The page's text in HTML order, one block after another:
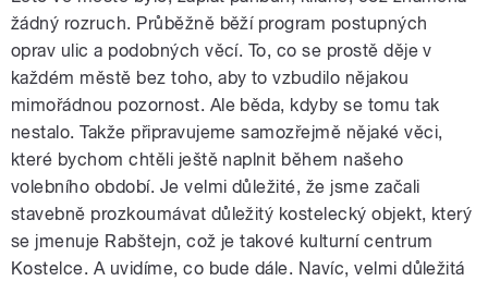
žádný rozruch. Průběžně běží program postupných
oprav ulic a podobných věcí. To, co se prostě děje v
každém městě bez toho, aby to vzbudilo nějakou
mimořádnou pozornost. Ale běda, kdyby se tomu tak
nestalo. Takže připravujeme samozřejmě nějaké věci,
které bychom chtěli ještě naplnit během našeho
volebního období. Je velmi důležité, že jsme začali
stavebně prozkoumávat důležitý kostelecký objekt, který
se jmenuje Rabštejn, což je takové kulturní centrum
Kostelce. A uvidíme, co bude dále. Navíc, velmi důležitá